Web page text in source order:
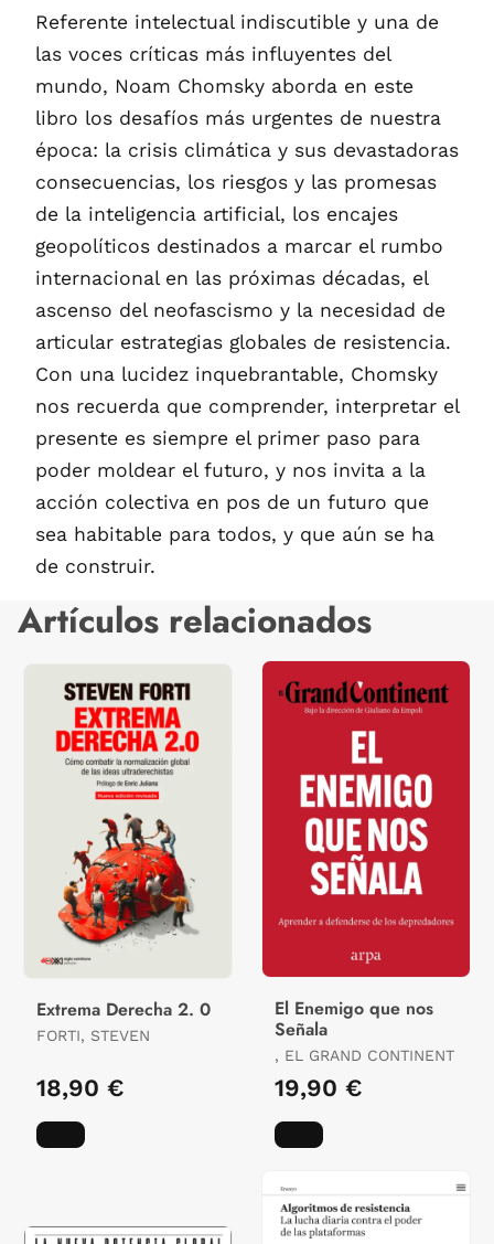
Referente intelectual indiscutible y una de
las voces críticas más influyentes del
mundo, Noam Chomsky aborda en este
libro los desafíos más urgentes de nuestra
época: la crisis climática y sus devastadoras
consecuencias, los riesgos y las promesas
de la inteligencia artificial, los encajes
geopolíticos destinados a marcar el rumbo
internacional en las próximas décadas, el
ascenso del neofascismo y la necesidad de
articular estrategias globales de resistencia.
Con una lucidez inquebrantable, Chomsky
nos recuerda que comprender, interpretar el
presente es siempre el primer paso para
poder moldear el futuro, y nos invita a la
acción colectiva en pos de un futuro que
sea habitable para todos, y que aún se ha
de construir.
Artículos relacionados
Extrema Derecha 2. 0
FORTI, STEVEN
18,90 €
El Enemigo que nos
Señala
, EL GRAND CONTINENT
19,90 €